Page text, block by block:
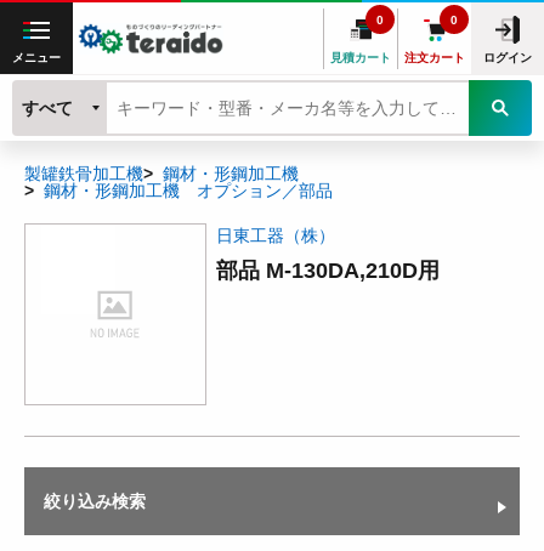
メニュー 見積カート
0
注文カート
0
ログイン
すべて
製罐鉄骨加工機
鋼材・形鋼加工機
鋼材・形鋼加工機 オプション／部品
日東工器（株）
部品 M-130DA,210D用
絞り込み検索